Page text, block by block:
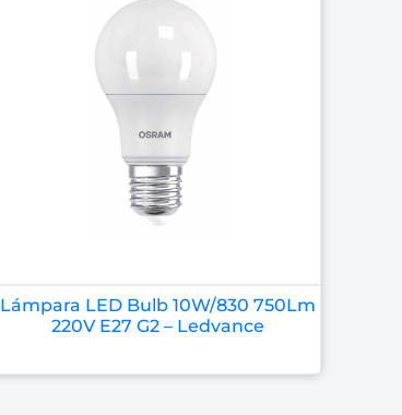
Lámpara LED Bulb 10W/830 750Lm
220V E27 G2 – Ledvance